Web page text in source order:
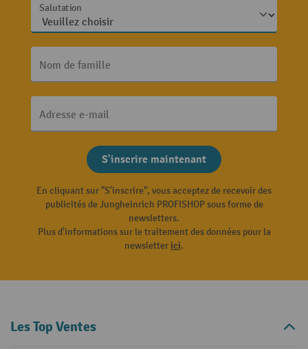
Salutation
Nom de famille
Adresse e-mail
S'inscrire maintenant
En cliquant sur "S'inscrire", vous acceptez de recevoir des
publicités de Jungheinrich PROFISHOP sous forme de
newsletters.
Plus d'informations sur le traitement des données pour la
newsletterici.
Les Top Ventes